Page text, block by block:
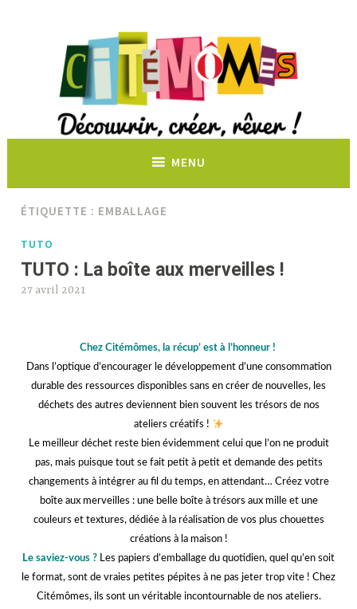
Découvrir, créer, rêver !
MENU
ÉTIQUETTE : EMBALLAGE
TUTO
TUTO : La boîte aux merveilles !
27 avril 2021
Chez Citémômes, la récup’ est à l’honneur !
Dans l’optique d’encourager le développement d’une consommation
durable des ressources disponibles sans en créer de nouvelles, les
déchets des autres deviennent bien souvent les trésors de nos
ateliers créatifs !
Le meilleur déchet reste bien évidemment celui que l’on ne produit
pas, mais puisque tout se fait petit à petit et demande des petits
changements à intégrer au fil du temps, en attendant… Créez votre
boîte aux merveilles : une belle boîte à trésors aux mille et une
couleurs et textures, dédiée à la réalisation de vos plus chouettes
créations à la maison !
Le saviez-vous ? Les papiers d’emballage du quotidien, quel qu’en soit
le format, sont de vraies petites pépites à ne pas jeter trop vite ! Chez
Citémômes, ils sont un véritable incontournable de nos ateliers.